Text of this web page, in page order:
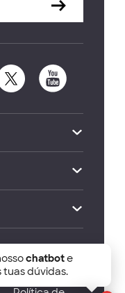
of Economics
chatbote
tuas dúvidas.